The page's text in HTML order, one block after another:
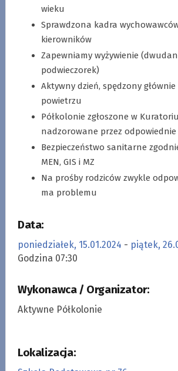
wieku
Sprawdzona kadra
kierowników
Zapewniamy wyżywienie
podwieczorek)
Aktywny dzień, spędzony
powietrzu
Półkolonie zgłoszone w
nadzorowane przez odpowiednie
Bezpieczeństwo sanitarne
MEN, GIS i MZ
Na prośby rodziców zwykle
ma problemu
Data:
poniedziałek, 15.01.2024 - piątek,
Godzina 07:30
Wykonawca / Organizator:
Aktywne Półkolonie
Lokalizacja: